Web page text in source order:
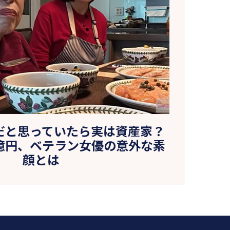
思っていたら実は資産家？
、ベテラン女優の意外な素
顔とは